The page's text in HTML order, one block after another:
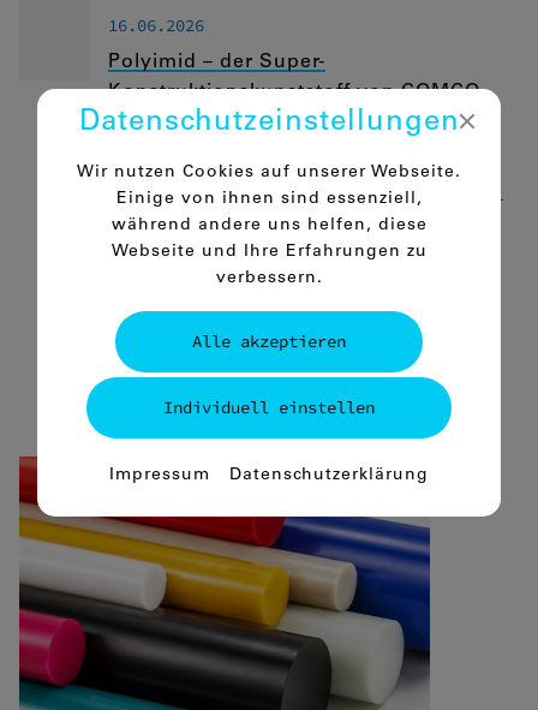
16.06.2026
Polyimid – der Super-
Konstruktionskunststoff von COMCO
EPP
COMCO EPP fertigt und liefert Polyimid, den
leistungsfähigsten Thermoplast im Sortiment.
Betriebstemperaturbereich von -269 °C bis
+400 °C, hohe Verschleißbeständigkeit,
stabiles Reibungsniveau und sehr gute
Varianten.
mehr
Datenschutz­einstellungen
Wir nutzen Cookies auf unserer Webseite.
Einige von ihnen sind essenziell,
während andere uns helfen, diese
Webseite und Ihre Erfahrungen zu
verbessern.
Alle akzeptieren
Individuell einstellen
grundlegende Funktionen und sind für
die einwandfreie Funktion der Website
dringend erforderlich.
Spracheinstellungen
Statistiken
Impressum Datenschutzerklärung